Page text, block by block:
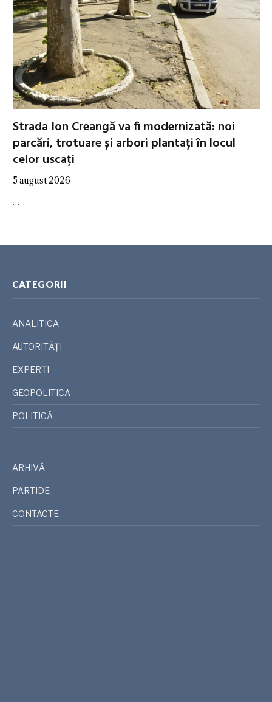
Strada Ion Creangă va fi modernizată: noi
parcări, trotuare și arbori plantați în locul
celor uscați
5 august 2026
…
CATEGORII
ANALITICA
AUTORITĂȚI
EXPERȚI
GEOPOLITICA
POLITICĂ
ARHIVĂ
PARTIDE
CONTACTE